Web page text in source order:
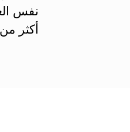
نفس
أكثر